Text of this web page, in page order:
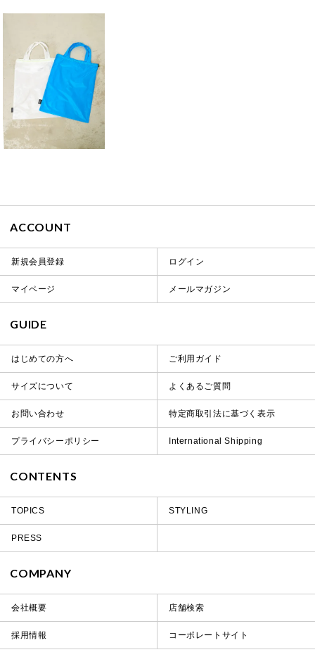
ACCOUNT
新規会員登録 ログイン
マイページ メールマガジン
GUIDE
はじめての方へ ご利用ガイド
サイズについて よくあるご質問
お問い合わせ 特定商取引法に基づく表示
プライバシーポリシー International Shipping
CONTENTS
TOPICS STYLING
PRESS
COMPANY
会社概要 店舗検索
採用情報 コーポレートサイト